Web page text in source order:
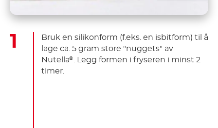
Bruk en silikonform (f.eks. en isbitform) til å
lage ca. 5 gram store "nuggets" av
Nutella®
. Legg formen i fryseren i minst 2
timer.